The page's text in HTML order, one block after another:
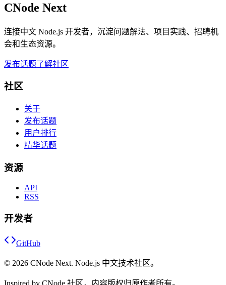
CNode Next
连接中文 Node.js 开发者，沉淀问题解法、项目实践、招聘机
会和生态资源。
发布话题了解社区
社区
关于
发布话题
用户排行
精华话题
资源
API
RSS
开发者
GitHub
© 2026 CNode Next. Node.js 中文技术社区。
Inspired by CNode 社区，内容版权归原作者所有。